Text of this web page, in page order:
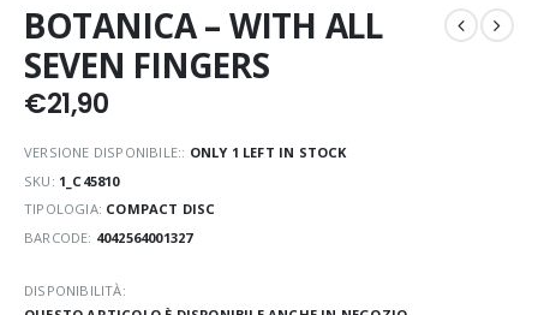
BOTANICA – WITH ALL
SEVEN FINGERS
€21,90
VERSIONE DISPONIBILE:: ONLY 1 LEFT IN STOCK
SKU: 1_C45810
TIPOLOGIA: COMPACT DISC
BARCODE: 4042564001327
DISPONIBILITÀ: